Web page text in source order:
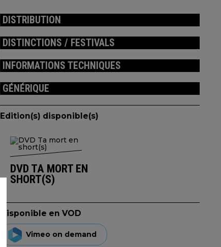
DISTRIBUTION
DISTINCTIONS / FESTIVALS
INFORMATIONS TECHNIQUES
GÉNÉRIQUE
Edition(s) disponible(s)
DVD TA MORT EN
SHORT(S)
Disponible en VOD
Vimeo on demand